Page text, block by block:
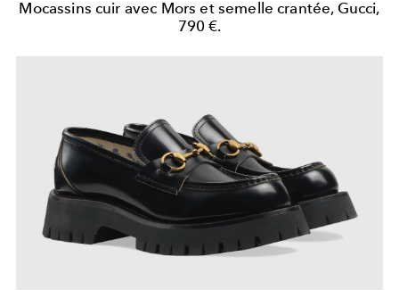
Mocassins cuir avec Mors et semelle crantée, Gucci,
790 €.